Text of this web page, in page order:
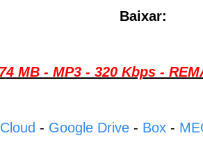
Baixar:
74 MB - MP3 - 320 Kbps -
pCloud - Google Drive - Box -